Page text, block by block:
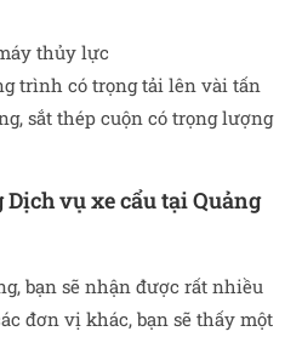
thủy lực
trình có trọng tải lên vài tấn
sắt thép cuộn có trọng lượng
vụ xe cẩu tạiQuảng
bạn sẽ nhận được rất nhiều
đơn vị khác, bạn sẽ thấy một